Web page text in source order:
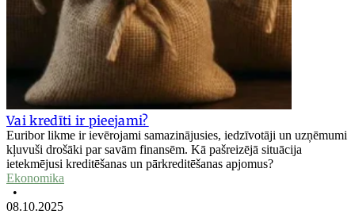
Vai kredīti ir pieejami?
Euribor likme ir ievērojami samazinājusies, iedzīvotāji un uzņēmumi
kļuvuši drošāki par savām finansēm. Kā pašreizējā situācija
ietekmējusi kreditēšanas un pārkreditēšanas apjomus?
Ekonomika
•
08.10.2025